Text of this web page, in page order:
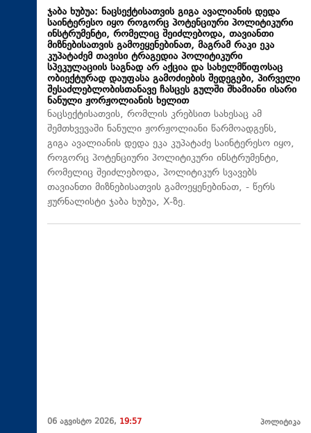
ჯაბა ხუბუა: ნაცსექტისათვის გიგა ავალიანის დედა
საინტერესო იყო როგორც პოტენციური პოლიტიკური
ინსტრუმენტი, რომელიც შეიძლებოდა, თავიანთი
მიზნებისათვის გამოეყენებინათ, მაგრამ რაკი ეკა
კუპატაძემ თავისი ტრაგედია პოლიტიკური
სპეკულაციის საგნად არ აქცია და სახელმწიფოსაც
ობიექტურად დაუფასა გამოძიების შედეგები, პირველი
შესაძლებლობისთანავე ჩასცეს გულში შხამიანი ისარი
ნანული ჟორჟოლიანის ხელით
ნაცსექტისათვის, რომლის კრებსით სახესაც ამ
შემთხვევაში ნანული ჟორჟოლიანი წარმოადგენს,
გიგა ავალიანის დედა ეკა კუპატაძე საინტერესო იყო,
როგორც პოტენციური პოლიტიკური ინსტრუმენტი,
რომელიც შეიძლებოდა, პოლიტიკურ სვავებს
თავიანთი მიზნებისათვის გამოეყენებინათ, - წერს
ჟურნალისტი ჯაბა ხუბუა, X-ზე.
06 აგვისტო 2026, 19:57 პოლიტიკა